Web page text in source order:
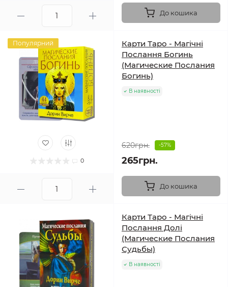
До кошика
Популярний
0
Карти Таро - Магічні
Послання Богинь
(Магические Послания
Богинь)
В наявності
620грн. -57%
265грн.
До кошика
Карти Таро - Магічні
Послання Долі
(Магические Послания
Судьбы)
В наявності